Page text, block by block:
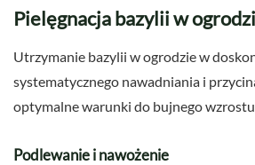
Pielęgnacja bazylii w
Utrzymanie bazylii w ogrodzie w
systematycznego nawadniania i
optymalne warunki do bujnego
Podlewanie i nawożenie